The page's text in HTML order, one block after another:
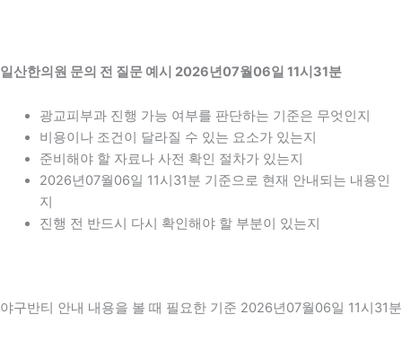
일산한의원 문의 전 질문 예시 2026년07월06일 11시31분
광교피부과 진행 가능 여부를 판단하는 기준은 무엇인지
비용이나 조건이 달라질 수 있는 요소가 있는지
준비해야 할 자료나 사전 확인 절차가 있는지
2026년07월06일 11시31분 기준으로 현재 안내되는 내용인
지
진행 전 반드시 다시 확인해야 할 부분이 있는지
야구반티 안내 내용을 볼 때 필요한 기준 2026년07월06일 11시31분